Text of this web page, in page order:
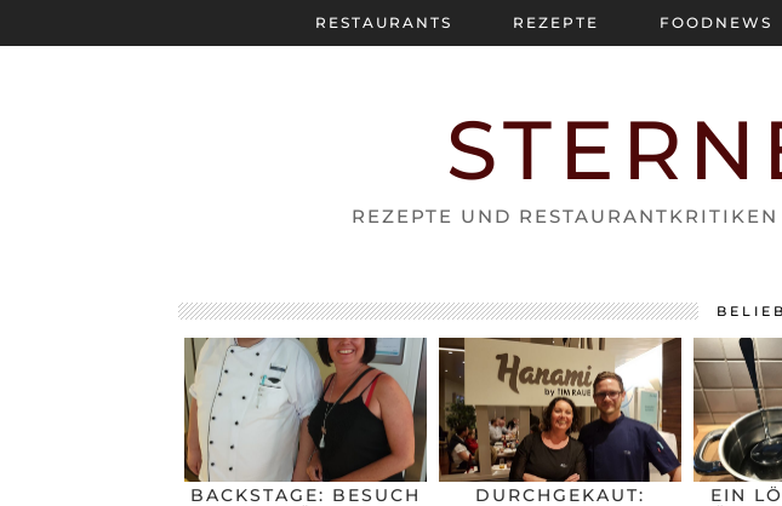
REZEPTE UND
RESTAURANTS REZEPTE FOODNEWS
BACKSTAGE: BESUCH
DURCHGEKAUT:
EIN